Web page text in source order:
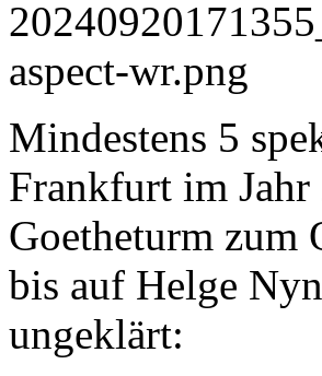
Mindestens 5
Frankfurt im Jahr
Goetheturm zum
bis auf Helge
ungeklärt: